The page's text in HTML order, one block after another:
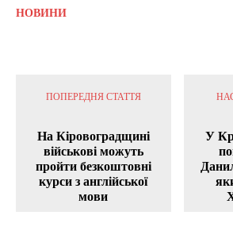
НОВИНИ
ПОПЕРЕДНЯ СТАТТЯ
На Кіровоградщині
військові можуть
пройти безкоштовні
курси з англійської
мови
У